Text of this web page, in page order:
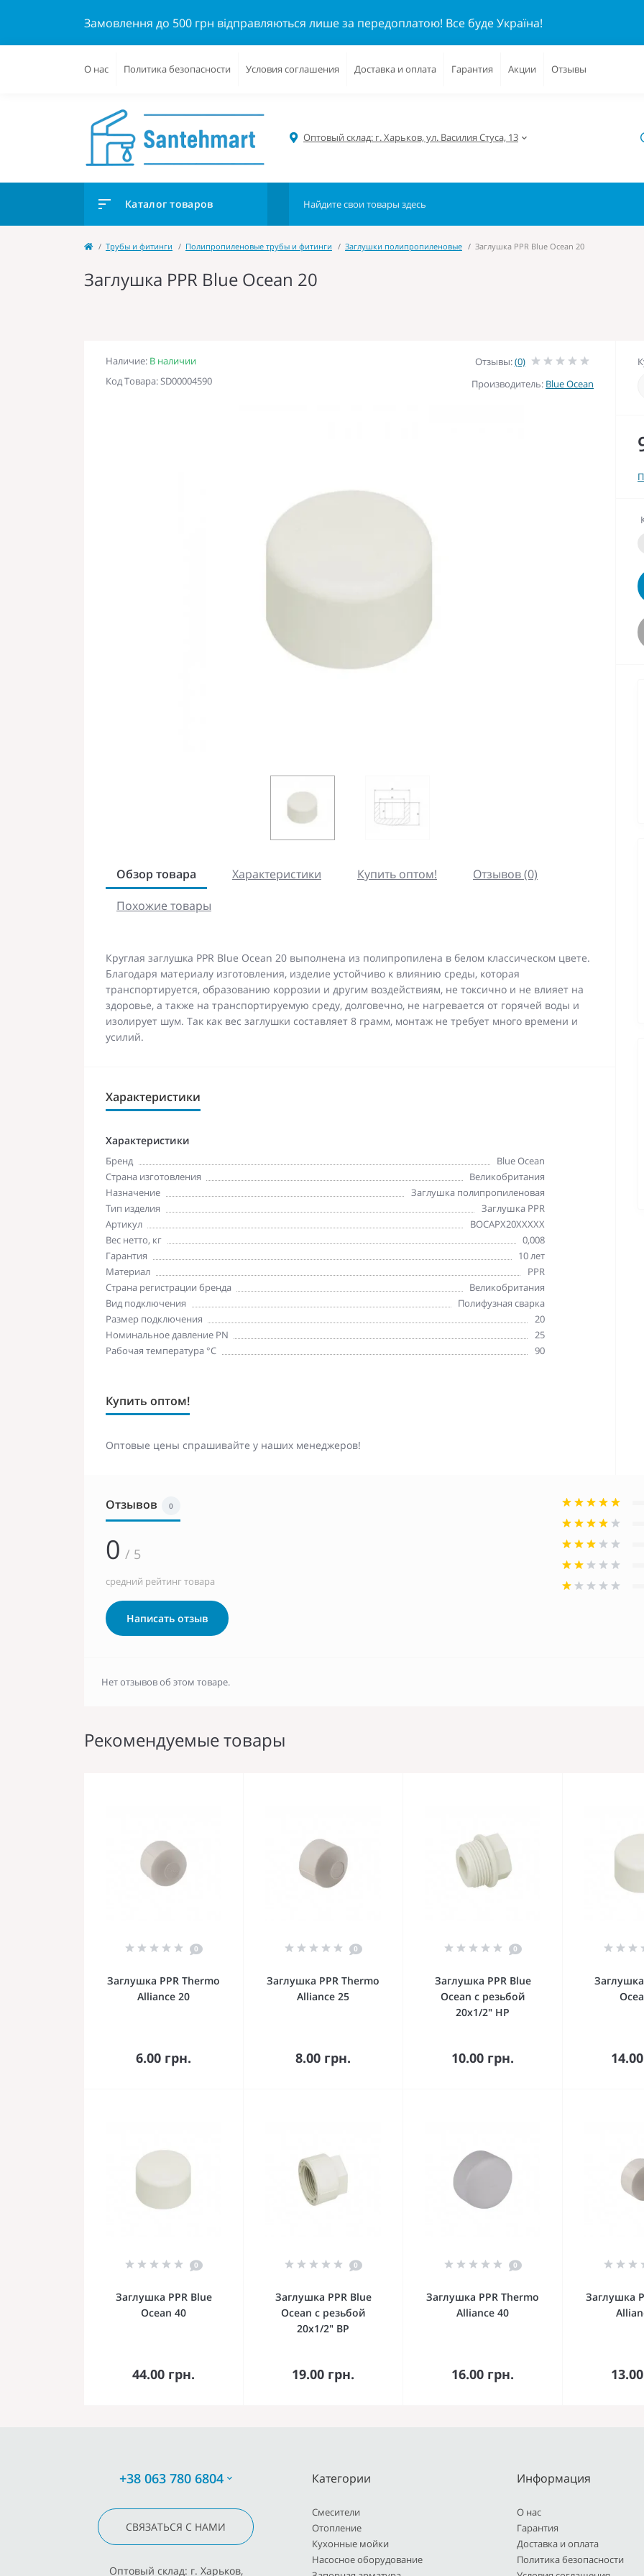
Замовлення до 500 грн відправляються лише за передоплатою! Все буде Україна!
О нас Политика безопасности Условия соглашения Доставка и оплата Гарантия Акции Отзывы
Оптовый склад: г. Харьков, ул. Василия Стуса, 13
Каталог товаров
Трубы и фитинги Полипропиленовые трубы и фитинги Заглушки полипропиленовые Заглушка PPR Blue Ocean 20
Заглушка PPR Blue Ocean 20
Наличие: В наличии
Код Товара: SD00004590
Отзывы:(0)
Производитель: Blue Ocean
Обзор товара Характеристики Купить оптом!
Отзывов (0)
Похожие товары
Круглая заглушка PPR Blue Ocean 20 выполнена из полипропилена в белом классическом цвете.
Благодаря материалу изготовления, изделие устойчиво к влиянию среды, которая
транспортируется, образованию коррозии и другим воздействиям, не токсично и не влияет на
здоровье, а также на транспортируемую среду, долговечно, не нагревается от горячей воды и
изолирует шум. Так как вес заглушки составляет 8 грамм, монтаж не требует много времени и
усилий.
Характеристики
Характеристики
Бренд
Blue Ocean
Страна изготовления
Великобритания
Назначение
Заглушка полипропиленовая
Тип изделия
Заглушка PPR
Артикул
BOCAPX20XXXXX
Вес нетто, кг
0,008
Гарантия
10 лет
Материал
PPR
Страна регистрации бренда
Великобритания
Вид подключения
Полифузная сварка
Размер подключения
20
Номинальное давление PN
25
Рабочая температура °С
90
Купить оптом!
Оптовые цены спрашивайте у наших менеджеров!
Отзывов 0
0 / 5
средний рейтинг товара
Написать отзыв
Нет отзывов об этом товаре.
Рекомендуемые товары
0
Заглушка PPR Thermo
Alliance 20
6.00 грн.
В корзину
0
Заглушка PPR Thermo
Alliance 25
8.00 грн.
В корзину
0
Заглушка PPR Blue
Ocean с резьбой
20х1/2" НР
10.00 грн.
В корзину В
0
Заглушка PPR Blue
Ocean 40
44.00 грн.
В корзину
0
Заглушка PPR Blue
Ocean с резьбой
20х1/2" ВР
19.00 грн.
В корзину
0
Заглушка PPR Thermo
Alliance 40
16.00 грн.
В корзину
Заглушка
В
+38 063 780 6804
СВЯЗАТЬСЯ С НАМИ
Оптовый склад: г. Харьков,
Категории
Cмесители
Отопление
Кухонные мойки
Насосное оборудование
Информация
О нас
Гарантия
Доставка и оплата
Политика безопасности